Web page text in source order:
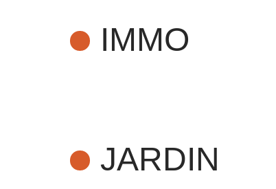
IMMO
JARDIN